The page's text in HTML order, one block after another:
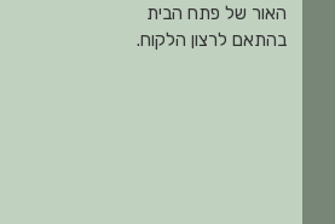
האור של פתח הבית
בהתאם לרצון הלקוח.